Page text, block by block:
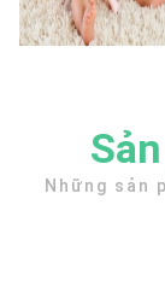
Những sản